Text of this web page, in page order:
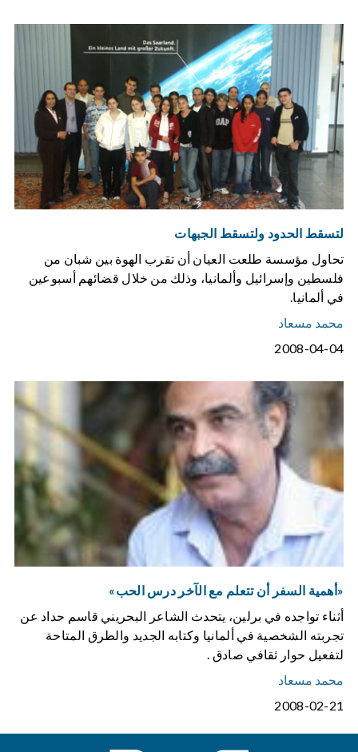
لتسقط الحدود ولتسقط الجبهات
تحاول مؤسسة طلعت العيان أن تقرب الهوة بين شبان من
فلسطين وإسرائيل وألمانيا، وذلك من خلال قضائهم أسبوعين
في ألمانيا.
محمد مسعاد
2008-04-04
«أهمية السفر أن تتعلم مع الآخر درس الحب»
أثناء تواجده في برلين، يتحدث الشاعر البحريني قاسم حداد عن
تجربته الشخصية في ألمانيا وكتابه الجديد والطرق المتاحة
لتفعيل حوار ثقافي صادق .
محمد مسعاد
2008-02-21